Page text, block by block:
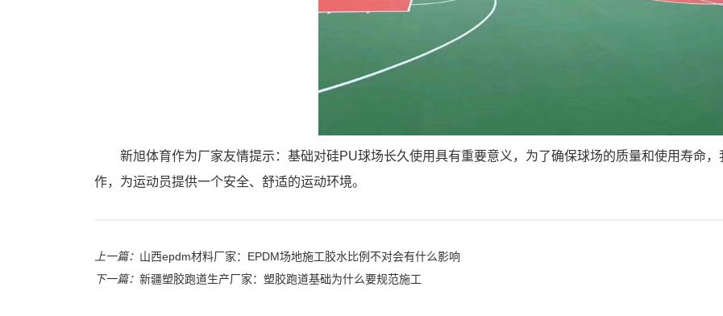
新旭体育作为厂家友情提示：基础对硅PU球场长久使用具有重要意义，为了确保球场的质量和使用寿命
作，为运动员提供一个安全、舒适的运动环境。
上一篇： 山西epdm材料厂家：EPDM场地施工胶水比例不对会有什么影响
下一篇： 新疆塑胶跑道生产厂家：塑胶跑道基础为什么要规范施工